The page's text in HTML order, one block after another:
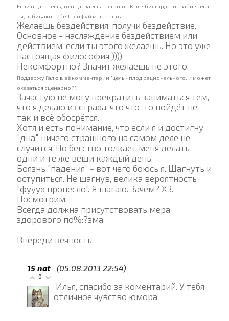
Если не делаешь, то не делаешь только ты. Как в бильярде, не забиваешь
ты, забивают тебе. Шлифуй мастерство.
Желаешь бездействия, получи бездействие.
Основное - наслаждение бездействием или
действием, если ты этого желаешь. Но это уже
настоящая философия ))))
Некомфортно? Значит желаешь не этого.
Поддержу Галю в её комментарии "цель - плод рационального, и может
оказаться сценарной".
Зачастую не могу прекратить заниматься тем,
что я делаю из страха, что что-то пойдёт не
так и всё обосрётся.
Хотя и есть понимание, что если я и достигну
"дна", ничего страшного на самом деле не
случится. Но бегство толкает меня делать
одни и те же вещи каждый день.
Боязнь "падения" - вот чего боюсь я. Шагнуть и
оступиться. Не шагнув, велика вероятность
"фууух пронесло". Я шагаю. Зачем? ХЗ.
Посмотрим.
Всегда должна присутствовать мера
здорового по%:?зма.
Впереди вечность.
15 nat (05.08.2013 22:54)
0
Илья, спасибо за коментарий. У тебя
отличное чувство юмора